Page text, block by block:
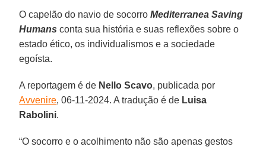
O capelão do navio de socorroMediterranea Saving
Humans conta sua história e suas reflexões sobre o
estado ético, os individualismos e a sociedade
egoísta.
A reportagem é de Nello Scavo, publicada por
Avvenire, 06-11-2024. A tradução é de Luisa
Rabolini.
“O socorro e o acolhimento não são apenas gestos